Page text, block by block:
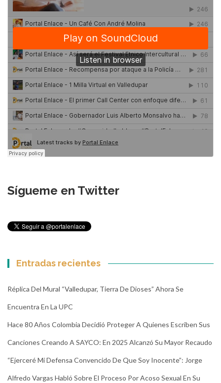
Sígueme en Twitter
Entradas recientes
Réplica Del Mural “Valledupar, Tierra De Dioses” Ahora Se
Encuentra En La UPC
Hace 80 Años Colombia Decidió Proteger A Quienes Escriben Sus
Canciones Creando A SAYCO: En 2025 Alcanzó Su Mayor Recaudo
“Ejerceré Mi Defensa Convencido De Que Soy Inocente”: Jorge
Alfredo Vargas Habló Sobre El Proceso Por Acoso Sexual En Su